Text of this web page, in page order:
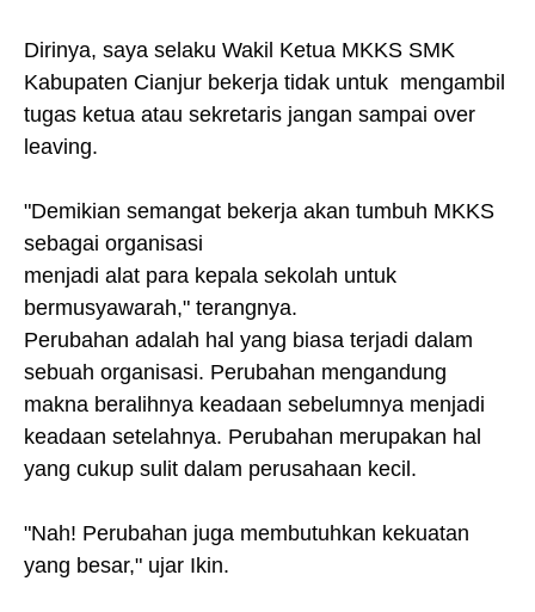
Dirinya, saya selaku Wakil Ketua MKKS SMK
Kabupaten Cianjur bekerja tidak untuk mengambil
tugas ketua atau sekretaris jangan sampai over
leaving.
"Demikian semangat bekerja akan tumbuh MKKS
sebagai organisasi
menjadi alat para kepala sekolah untuk
bermusyawarah," terangnya.
Perubahan adalah hal yang biasa terjadi dalam
sebuah organisasi. Perubahan mengandung
makna beralihnya keadaan sebelumnya menjadi
keadaan setelahnya. Perubahan merupakan hal
yang cukup sulit dalam perusahaan kecil.
"Nah! Perubahan juga membutuhkan kekuatan
yang besar," ujar Ikin.